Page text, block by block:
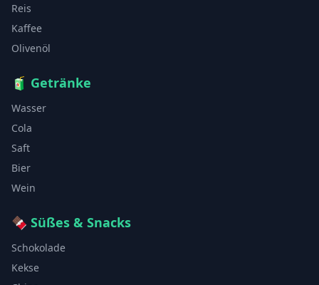
Reis
Kaffee
Olivenöl
🧃 Getränke
Wasser
Cola
Saft
Bier
Wein
🍫 Süßes & Snacks
Schokolade
Kekse